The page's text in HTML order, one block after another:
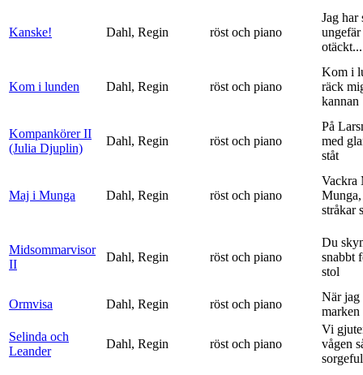
Kanske! Dahl, Regin röst och piano
Jag har
otäckt...
Kom i lunden Dahl, Regin röst och piano
Kom i
räck
kannan
Kompankörer II
(Julia Djuplin)
Dahl, Regin röst och piano
På
med
ståt
Maj i Munga Dahl, Regin röst och piano
Vackra
stråkar
Midsommarvisor
II
Dahl, Regin röst och piano
Du
snabbt
stol
Ormvisa Dahl, Regin röst och piano
När jag
marken
Selinda och
Leander
Dahl, Regin röst och piano
Vi
vågen